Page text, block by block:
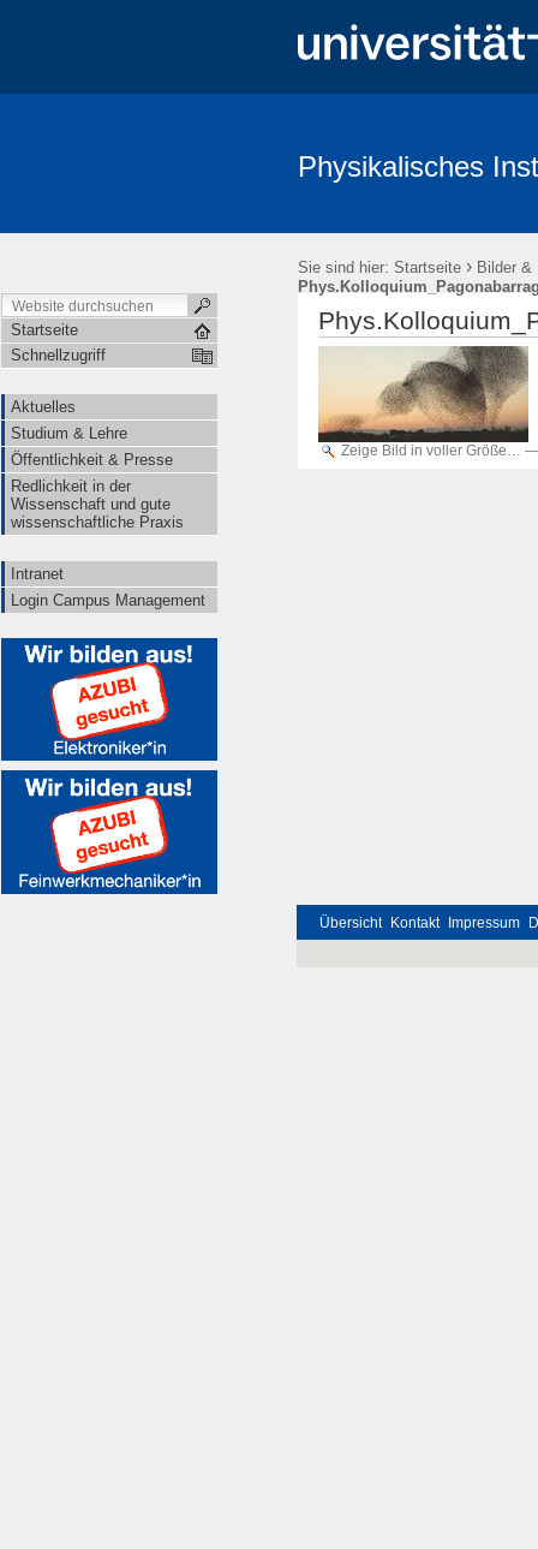
Physikalisches
Sie sind hier: Startseite › Bilder &
Startseite
Schnellzugriff
Aktuelles
Studium & Lehre
Öffentlichkeit & Presse
Redlichkeit in der
Wissenschaft und gute
wissenschaftliche Praxis
Intranet
Login Campus Management
Zeige Bild in voller Größe…
Übersicht Kontakt Impressum